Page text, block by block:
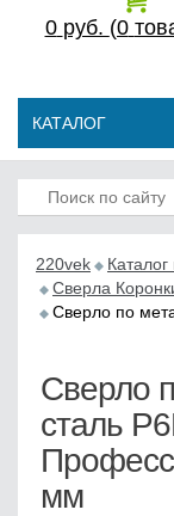
0 руб. (0
КАТАЛОГ
220vek
Сверла
Сверло по
Сверло
сталь
мм